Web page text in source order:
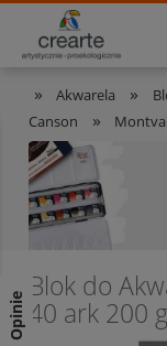
» Akwarela »
Canson
»
Blok do
40 ark 200
Masz pytania?
Opinie